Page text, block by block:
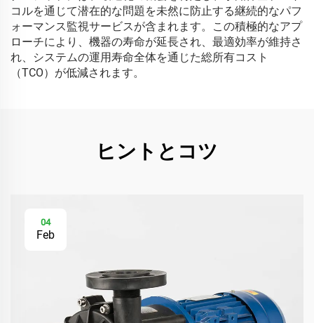
コルを通じて潜在的な問題を未然に防止する継続的なパフ
ォーマンス監視サービスが含まれます。この積極的なアプ
ローチにより、機器の寿命が延長され、最適効率が維持さ
れ、システムの運用寿命全体を通じた総所有コスト
（TCO）が低減されます。
ヒントとコツ
04
Feb